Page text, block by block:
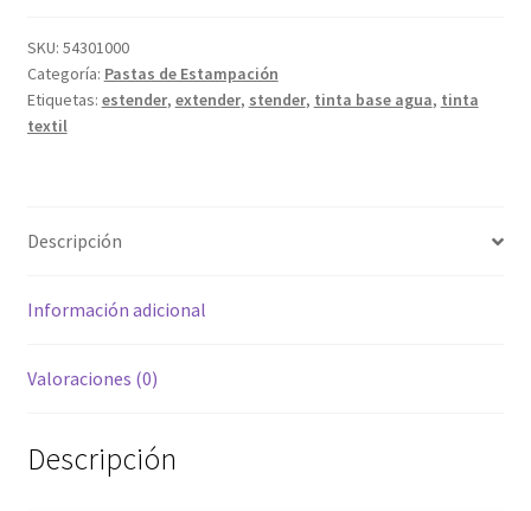
SKU: 54301000
Categoría: Pastas de Estampación
Etiquetas: estender, extender, stender, tinta base agua, tinta
textil
Descripción
Información adicional
Valoraciones (0)
Descripción